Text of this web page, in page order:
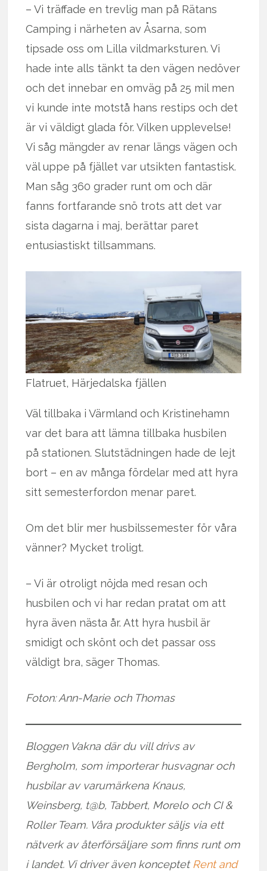
– Vi träffade en trevlig man på Rätans
Camping i närheten av Åsarna, som
tipsade oss om Lilla vildmarksturen. Vi
hade inte alls tänkt ta den vägen nedöver
och det innebar en omväg på 25 mil men
vi kunde inte motstå hans restips och det
är vi väldigt glada för. Vilken upplevelse!
Vi såg mängder av renar längs vägen och
väl uppe på fjället var utsikten fantastisk.
Man såg 360 grader runt om och där
fanns fortfarande snö trots att det var
sista dagarna i maj, berättar paret
entusiastiskt tillsammans.
Flatruet, Härjedalska fjällen
Väl tillbaka i Värmland och Kristinehamn
var det bara att lämna tillbaka husbilen
på stationen. Slutstädningen hade de lejt
bort – en av många fördelar med att hyra
sitt semesterfordon menar paret.
Om det blir mer husbilssemester för våra
vänner? Mycket troligt.
– Vi är otroligt nöjda med resan och
husbilen och vi har redan pratat om att
hyra även nästa år. Att hyra husbil är
smidigt och skönt och det passar oss
väldigt bra, säger Thomas.
Foton: Ann-Marie och Thomas
Bloggen Vakna där du vill drivs av
Bergholm, som importerar husvagnar och
husbilar av varumärkena Knaus,
Weinsberg, t@b, Tabbert, Morelo och CI &
Roller Team. Våra produkter säljs via ett
nätverk av återförsäljare som finns runt om
i landet. Vi driver även konceptet Rent and